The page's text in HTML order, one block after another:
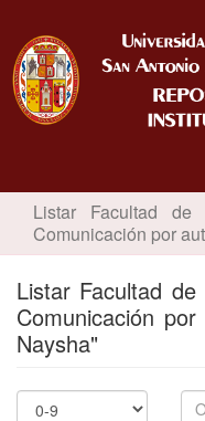
Listar Facultad
Comunicación por
Listar Facultad
Comunicación
Naysha"